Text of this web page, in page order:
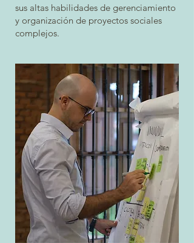
sus altas habilidades de gerenciamiento
y organización de proyectos sociales
complejos.